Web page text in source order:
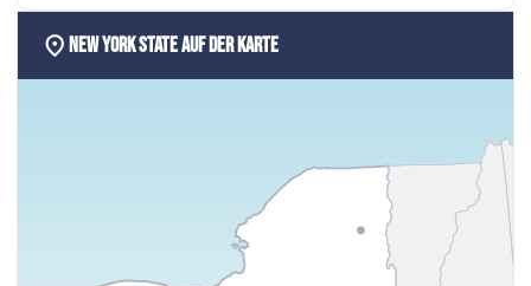
location_onNew York State auf der Karte